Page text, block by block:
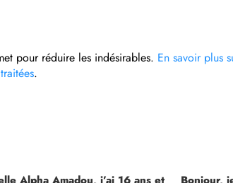
pour réduire les indésirables. En savoir plus
.